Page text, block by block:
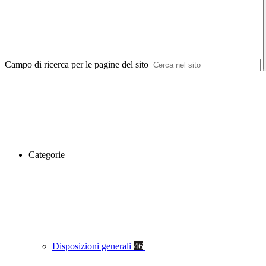
Campo di ricerca per le pagine del sito
Categorie
Disposizioni generali 46